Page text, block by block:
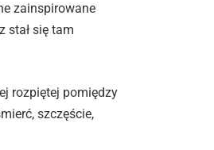
zainspirowane
stał się tam
rozpiętej pomiędzy
szczęście,